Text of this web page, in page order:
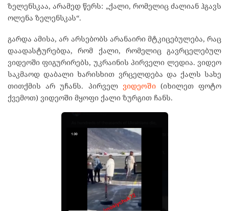
ზელენსკაა, არამედ წერს: „ქალი, რომელიც ძალიან ჰგავს
ოლენა ზელენსკას“.
გარდა ამისა, არ არსებობს არანაირი მტკიცებულება, რაც
დაადასტურებდა, რომ ქალი, რომელიც გავრცელებულ
ვიდეოში ფიგურირებს, უკრაინის პირველი ლედია. ვიდეო
საკმაოდ დაბალი ხარისხით ვრცელდება და ქალს სახე
თითქმის არ უჩანს. პირველ ვიდეოში(იხილეთ ფოტო
ქვემოთ) ვიდეოში მყოფი ქალი ზურგით ჩანს.